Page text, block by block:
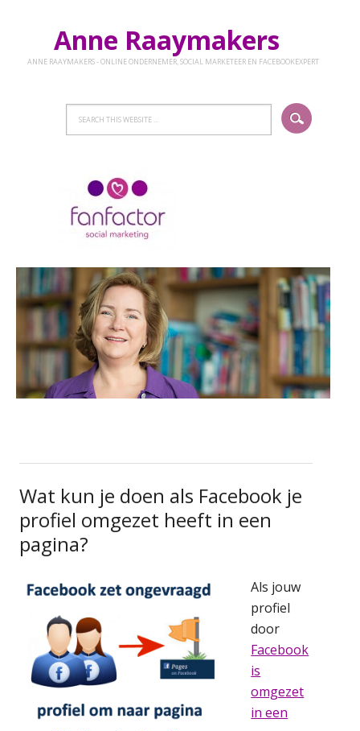
Anne Raaymakers
ANNE RAAYMAKERS - ONLINE ONDERNEMER, SOCIAL MARKETEER EN FACEBOOKEXPERT
Wat kun je doen als Facebook je
profiel omgezet heeft in een
pagina?
Als jouw
profiel
door
Facebook
is
omgezet
in een